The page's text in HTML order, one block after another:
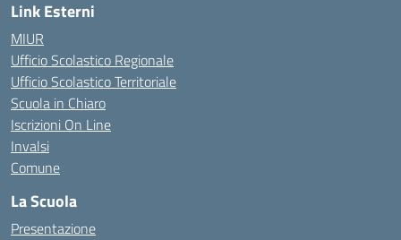
Link Esterni
MIUR
Ufficio Scolastico Regionale
Ufficio Scolastico Territoriale
Scuola in Chiaro
Iscrizioni On Line
Invalsi
Comune
La Scuola
Presentazione